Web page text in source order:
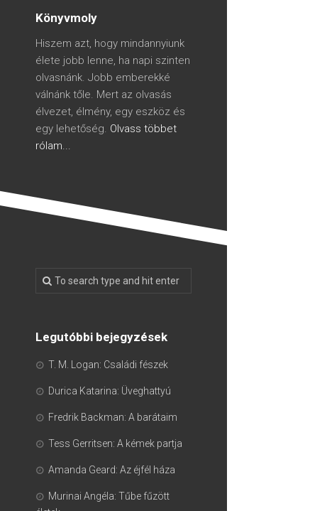
Könyvmoly
Hiszem azt, hogy mindannyiunk
élete jobb lenne, ha napi szinten
olvasnánk. Jobb emberekké
válnánk tőle. Mert az olvasás
élvezet, élmény, egy eszköz és
egy lehetőség. Olvass többet
rólam...
Legutóbbi bejegyzések
T. M. Logan: Családi fészek
Durica Katarina: Üveghattyú
Fredrik Backman: A barátaim
Tess Gerritsen: A kémek partja
Amanda Geard: Az éjfél háza
Murinai Angéla: Tűbe fűzött